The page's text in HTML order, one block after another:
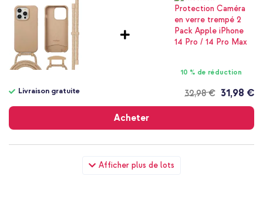
Afficher plus de lots
10 % de réduction
32,98 €
Livraison gratuite 31,98 €
Acheter
gratuite
imoshion Coque arrière Color avec cordon amovible et
MagSafe Apple iPhone 14 Pro - Nude + Wall Charger -